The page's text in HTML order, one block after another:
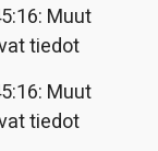
Muut
tiedot
Muut
tiedot